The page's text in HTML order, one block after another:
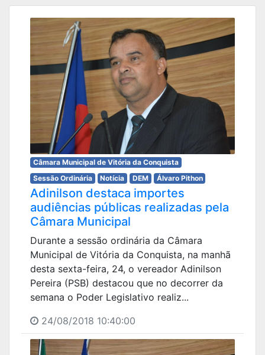
Câmara Municipal de Vitória da Conquista
Sessão Ordinária
Notícia DEM Álvaro Pithon
Adinilson destaca importes
audiências públicas realizadas pela
Câmara Municipal
Durante a sessão ordinária da Câmara
Municipal de Vitória da Conquista, na manhã
desta sexta-feira, 24, o vereador Adinilson
Pereira (PSB) destacou que no decorrer da
semana o Poder Legislativo realiz...
24/08/2018 10:40:00